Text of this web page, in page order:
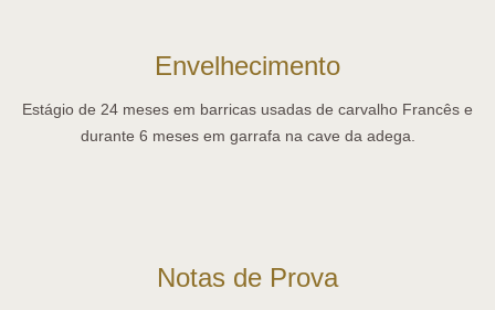
Envelhecimento
Estágio de 24 meses em barricas usadas de carvalho Francês e
durante 6 meses em garrafa na cave da adega.
Notas de Prova